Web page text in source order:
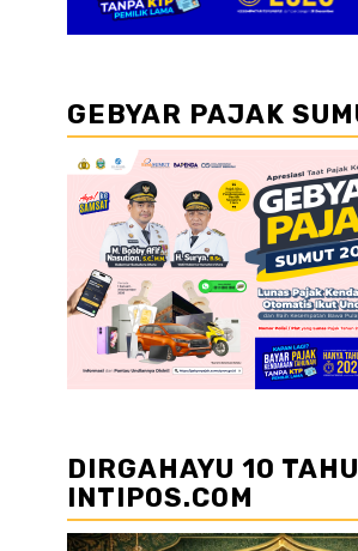
GEBYAR PAJAK
DIRGAHAYU 10
INTIPOS.COM